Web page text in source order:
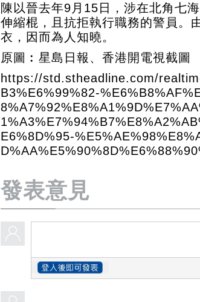
陳以晉去年9月15日，涉在北角七
伸縮棍，且抗拒執行職務的警員。
衣，因而為人知曉。
原圖︰星島日報、香港開電視截圖
https://std.stheadline.com/
B3%E6%99%82-
E6%8D%95-
發表意見